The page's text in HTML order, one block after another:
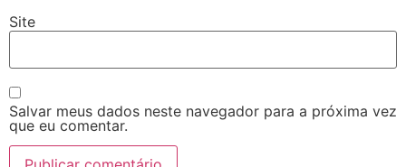
giriş
Site
Salvar meus dados neste navegador para a próxima vez
que eu comentar.